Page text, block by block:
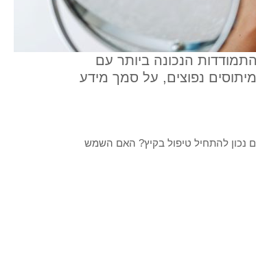
הנכונה ביותר עם
נפוצים, על סמך מידע
נכון להתחיל טיפול בקיץ? האם השמש